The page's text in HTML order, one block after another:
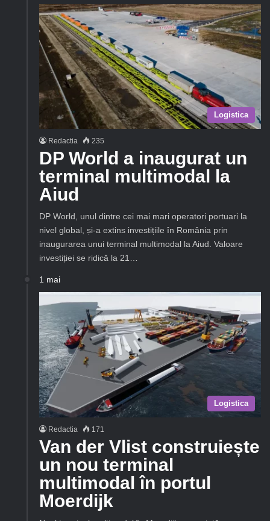
Logistica
Redactia 235
DP World a inaugurat un
terminal multimodal la
Aiud
DP World, unul dintre cei mai mari operatori portuari la
nivel global, și-a extins investițiile în România prin
inaugurarea unui terminal multimodal la Aiud. Valoare
investiției se ridică la 21…
1 mai
Logistica
Redactia 171
Van der Vlist construiește
un nou terminal
multimodal în portul
Moerdijk